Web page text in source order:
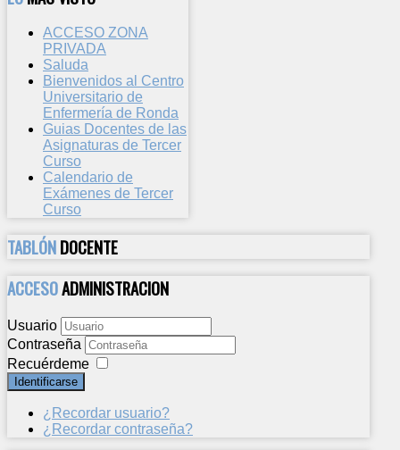
ACCESO ZONA
PRIVADA
Saluda
Bienvenidos al Centro
Universitario de
Enfermería de Ronda
Guias Docentes de las
Asignaturas de Tercer
Curso
Calendario de
Exámenes de Tercer
Curso
TABLÓNDOCENTE
ACCESOADMINISTRACION
Usuario
Contraseña
Recuérdeme
Identificarse
¿Recordar usuario?
¿Recordar contraseña?